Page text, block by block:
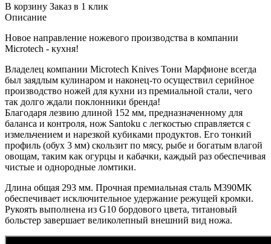
В корзину Заказ в 1 клик
Описание
Новое направление ножевого производства в компании
Microtech - кухня!
Владелец компании Microtech Knives Тони Марфионе всегда
был заядлым кулинаром и наконец-то осуществил серийное
производство ножей для кухни из премиальной стали, чего
так долго ждали поклонники бренда!
Благодаря лезвию длиной 152 мм, предназначенному для
баланса и контроля, нож Santoku с легкостью справляется с
измельчением и нарезкой кубиками продуктов. Его тонкий
профиль (обух 3 мм) скользит по мясу, рыбе и богатым влагой
овощам, таким как огурцы и кабачки, каждый раз обеспечивая
чистые и однородные ломтики.
Длина общая 293 мм. Прочная премиальная сталь M390MK
обеспечивает исключительное удержание режущей кромки.
Рукоять выполнена из G10 бордового цвета, титановый
больстер завершает великолепный внешний вид ножа.